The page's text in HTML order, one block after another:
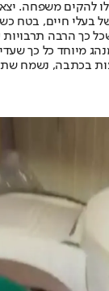
להקים משפחה.
בעלי חיים, בטח
כך הרבה
מיוחד כל כך
בכתבה, נשמח